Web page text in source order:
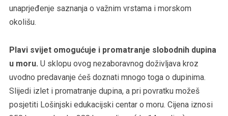
unaprjeđenje saznanja o važnim vrstama i morskom
okolišu.
Plavi svijet omogućuje i promatranje slobodnih dupina
u moru. U sklopu ovog nezaboravnog doživljava kroz
uvodno predavanje ćeš doznati mnogo toga o dupinima.
Slijedi izlet i promatranje dupina, a pri povratku možeš
posjetiti Lošinjski edukacijski centar o moru. Cijena iznosi